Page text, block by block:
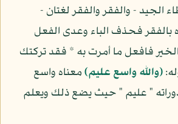
الجيد - والفقر والفقر لغتان -
بالفقر فحذف الباء وعدى الفعل
فافعل ما أمرت به * فقد تركتك
(والله واسع عليم)معناه واسع
" عليم " حيث يضع ذلك ويعلم